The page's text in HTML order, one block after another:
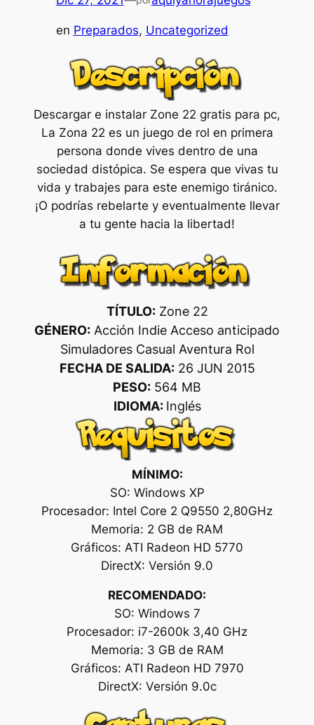
en Preparados, Uncategorized
Descargar e instalar Zone 22 gratis para pc,
La Zona 22 es un juego de rol en primera
persona donde vives dentro de una
sociedad distópica. Se espera que vivas tu
vida y trabajes para este enemigo tiránico.
¡O podrías rebelarte y eventualmente llevar
a tu gente hacia la libertad!
TÍTULO:Zone 22
GÉNERO: Acción Indie Acceso anticipado
Simuladores Casual Aventura Rol
FECHA DE SALIDA:26 JUN 2015
PESO: 564 MB
IDIOMA: Inglés
MÍNIMO:
SO: Windows XP
Procesador: Intel Core 2 Q9550 2,80GHz
Memoria: 2 GB de RAM
Gráficos: ATI Radeon HD 5770
DirectX: Versión 9.0
RECOMENDADO:
SO: Windows 7
Procesador: i7-2600k 3,40 GHz
Memoria: 3 GB de RAM
Gráficos: ATI Radeon HD 7970
DirectX: Versión 9.0c